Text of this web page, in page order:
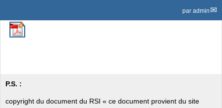
par admin
P.S. :
copyright du document du RSI « ce document provient du site